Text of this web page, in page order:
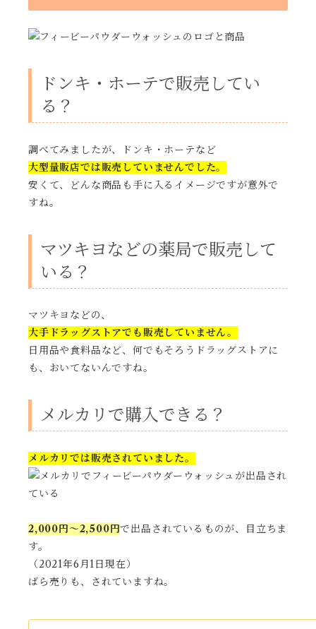
ドンキ・ホーテで販売してい
る？
調べてみましたが、ドンキ・ホーテなど
大型量販店では販売していませんでした。
安くて、どんな商品も手に入るイメージですが意外で
すね。
マツキヨなどの薬局で販売して
いる？
マツキヨなどの、
大手ドラッグストアでも販売していません。
日用品や食料品など、何でもそろうドラッグストアに
も、おいてないんですね。
メルカリで購入できる？
メルカリでは販売されていました。
2,000円〜2,500円で出品されているものが、目立ちま
す。
（2021年6月1日現在）
ばら売りも、されていますね。